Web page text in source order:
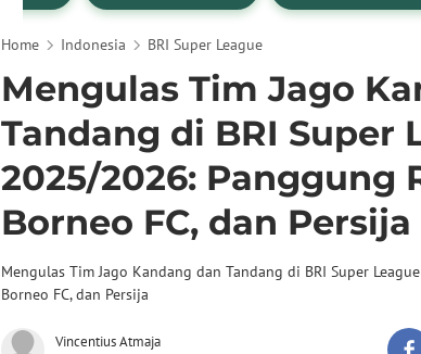
Home Indonesia BRI Super League
Mengulas Tim Jago
Tandang di BRI Super
2025/2026: Panggung
Borneo FC, dan Persija
Mengulas Tim Jago Kandang dan Tandang di BRI Super
Borneo FC, dan Persija
Vincentius Atmaja